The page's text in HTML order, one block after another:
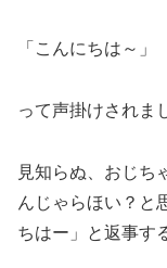
「こんにちは～」
って声掛けされま
見知らぬ、おじち
んじゃらほい？と
ちはー」と返事す